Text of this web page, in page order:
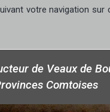
votre navigation
de Veaux de
Comtoises